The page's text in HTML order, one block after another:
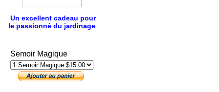
Un excellent cadeau pour
le passionné du jardinage
Semoir Magique